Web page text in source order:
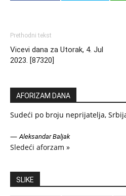
Prethodni tekst
Vicevi dana za Utorak, 4. Jul
2023. [87320]
AFORIZAM DANA
Sudeći po broju neprijatelja,
—Aleksandar Baljak
Sledeći aforzam »
SLIKE